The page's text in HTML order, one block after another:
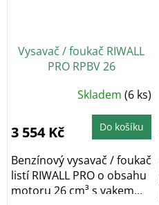
Vysavač / foukač RIWALL
PRO RPBV 26
Skladem (6 ks)
3 554 Kč Do košíku
Benzínový vysavač / foukač
listí RIWALL PRO o obsahu
motoru 26 cm³ s vakem...